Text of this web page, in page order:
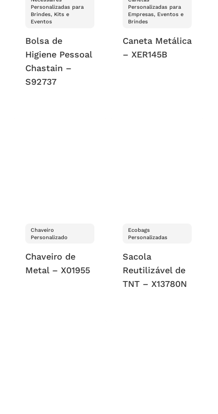
Personalizadas para
Brindes, Kits e
Eventos
Bolsa de
Higiene Pessoal
Chastain –
S92737
Personalizadas para
Empresas, Eventos e
Brindes
Caneta Metálica
– XER145B
Chaveiro
Personalizado
Chaveiro de
Metal – X01955
Ecobags
Personalizadas
Sacola
Reutilizável de
TNT – X13780N